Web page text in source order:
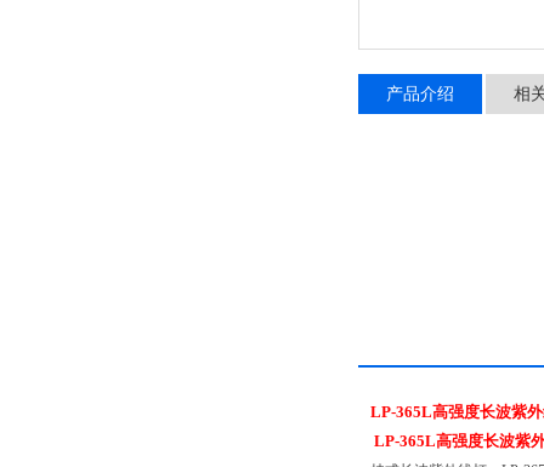
产品介绍 相
LP-365L高强度长波紫
LP-365L高强度长波紫